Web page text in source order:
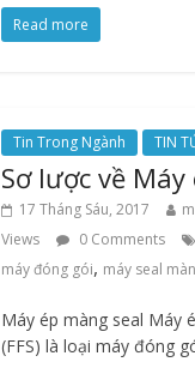
Read more
Tin Trong Ngành TIN
Sơ lược về
17 Tháng Sáu, 2017
Views
0 Comments
máy đóng gói, máy seal
Máy ép màng seal Máy
(FFS) là loại máy đóng